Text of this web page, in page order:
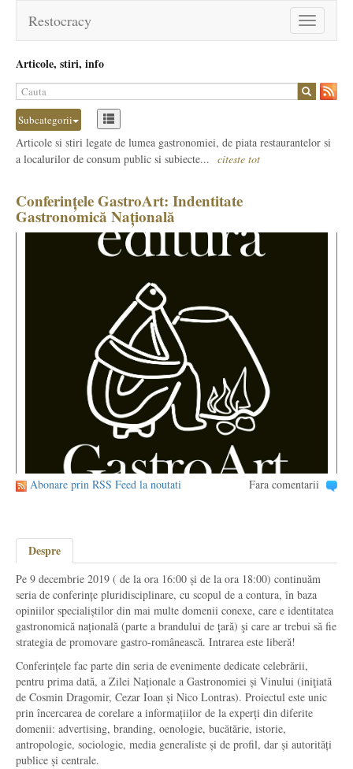
Toggle
navigation
Restocracy
Articole, stiri, info
Subcategorii
Articole si stiri legate de lumea gastronomiei, de piata restaurantelor si
a localurilor de consum public si subiecte... citeste tot
Conferințele GastroArt: Indentitate
Gastronomică Națională
Abonare prin RSS Feed la noutati Fara comentarii
Despre
Pe 9 decembrie 2019 ( de la ora 16:00 și de la ora 18:00) continuăm
seria de conferințe pluridisciplinare, cu scopul de a contura, în baza
opiniilor specialiștilor din mai multe domenii conexe, care e identitatea
gastronomică națională (parte a brandului de țară) şi care ar trebui să fie
strategia de promovare gastro-românească. Intrarea este liberă!
Conferințele fac parte din seria de evenimente dedicate celebrării,
pentru prima dată, a Zilei Naționale a Gastronomiei și Vinului (iniţiată
de Cosmin Dragomir, Cezar Ioan și Nico Lontras). Proiectul este unic
prin încercarea de corelare a informațiilor de la experți din diferite
domenii: advertising, branding, oenologie, bucătărie, istorie,
antropologie, sociologie, media generaliste și de profil, dar și autorități
publice și centrale.